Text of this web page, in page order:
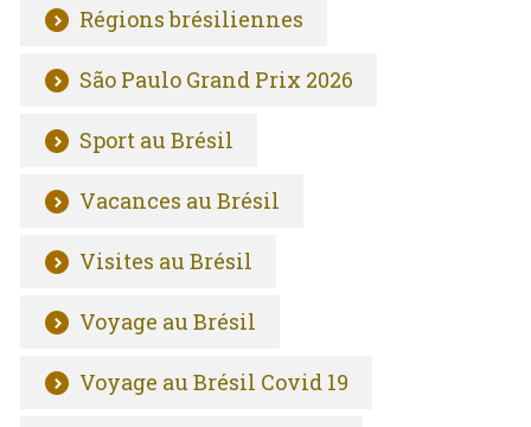
Régions brésiliennes
São Paulo Grand Prix 2026
Sport au Brésil
Vacances au Brésil
Visites au Brésil
Voyage au Brésil
Voyage au Brésil Covid 19